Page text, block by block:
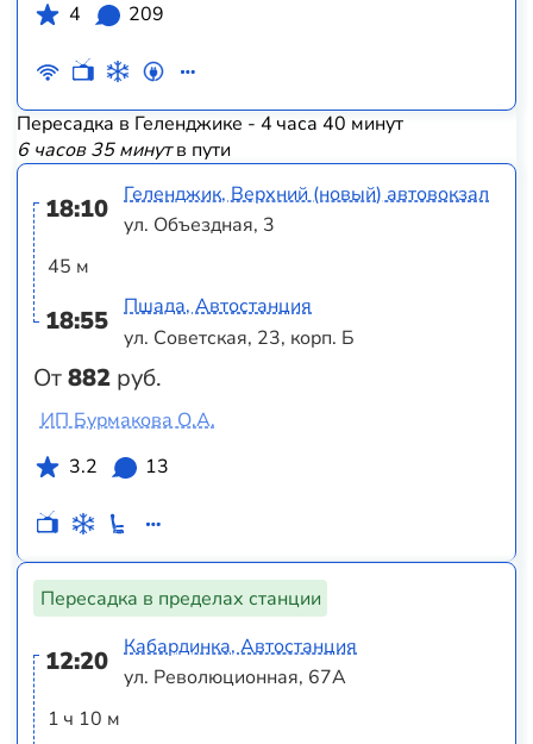
4
209
Пересадка в Геленджике - 4 часа 40 минут
6 часов 35 минутв пути
18:10
45 м
18:55
От882 руб.
Геленджик, Верхний (новый) автовокзал
ул. Объездная, 3
Пшада, Автостанция
ул. Советская, 23, корп. Б
ИП Бурмакова О.А.
3.2
13
Пересадка в пределах станции
12:20
1 ч 10 м
Кабардинка, Автостанция
ул. Революционная, 67А